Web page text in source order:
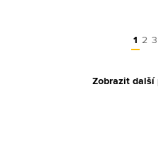
1 2 3
Zobrazit další